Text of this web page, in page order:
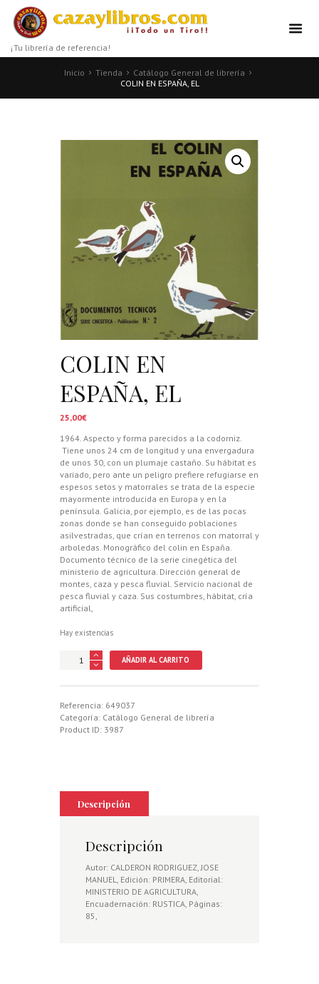
¡Tu librería de referencia!
Inicio Tienda
Catálogo General de librería
COLIN EN ESPAÑA, EL
COLIN EN
ESPAÑA, EL
25,00€
1964. Aspecto y forma parecidos a la codorniz.
Tiene unos 24 cm de longitud y una envergadura
de unos 30, con un plumaje castaño. Su hábitat es
variado, pero ante un peligro prefiere refugiarse en
espesos setos y matorrales se trata de la especie
mayormente introducida en Europa y en la
península. Galicia, por ejemplo, es de las pocas
zonas donde se han conseguido poblaciones
asilvestradas, que crían en terrenos con matorral y
arboledas. Monográfico del colin en España.
Documento técnico de la serie cinegética del
ministerio de agricultura. Dirección general de
montes, caza y pesca fluvial. Servicio nacional de
pesca fluvial y caza. Sus costumbres, hábitat, cría
artificial,
Hay existencias
COLIN
cantidad
AÑADIR AL CARRITO
Referencia: 649037
Categoría: Catálogo General de librería
Product ID: 3987
Descripción
Descripción
Autor: CALDERON RODRIGUEZ, JOSE
MANUEL, Edición: PRIMERA, Editorial:
MINISTERIO DE AGRICULTURA,
Encuadernación: RUSTICA, Páginas:
85,